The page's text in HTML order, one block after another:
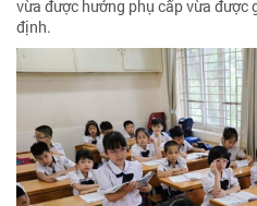
vừa được hưởng phụ cấp vừa
định.